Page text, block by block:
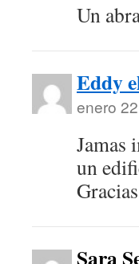
Un
Eddy
enero
Jamas
un
Sara